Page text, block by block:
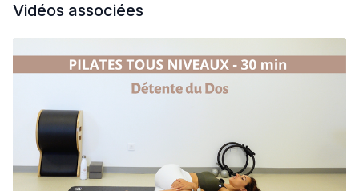
Vidéos associées